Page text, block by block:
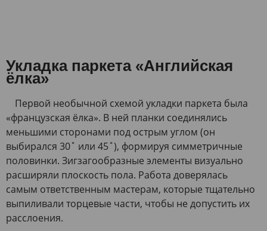
Укладка паркета «Английская
ёлка»
Первой необычной схемой укладки паркета была
«французская ёлка». В ней планки соединялись
меньшими сторонами под острым углом (он
выбирался 30˚ или 45˚), формируя симметричные
половинки. Зигзагообразные элементы визуально
расширяли плоскость пола. Работа доверялась
самым ответственным мастерам, которые тщательно
выпиливали торцевые части, чтобы не допустить их
расслоения.